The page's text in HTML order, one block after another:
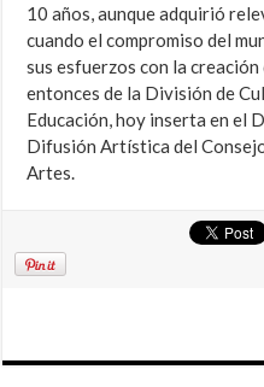
10 años, aunque adquirió
cuando el compromiso del
sus esfuerzos con la
entonces de la División de
Educación, hoy inserta en el
Difusión Artística del
Artes.